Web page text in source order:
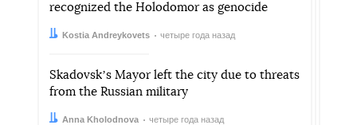
recognized the Holodomor as genocide
Автор:
Kostia Andreykovets
Дата: четыре года назад
Skadovskʼs Mayor left the city due to threats
from the Russian military
Автор:Anna Kholodnova
Дата: четыре года назад